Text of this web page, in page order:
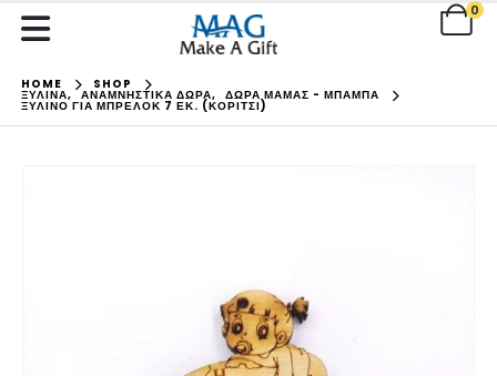
0
HOME SHOP
ΞΥΛΙΝΑ, ΑΝΑΜΝΗΣΤΙΚΑ ΔΩΡΑ, ΔΩΡΑ ΜΑΜΑΣ - ΜΠΑΜΠΑ
ΞΎΛΙΝΟ ΓΙΑ ΜΠΡΕΛΌΚ 7 ΕΚ. (ΚΟΡΊΤΣΙ)